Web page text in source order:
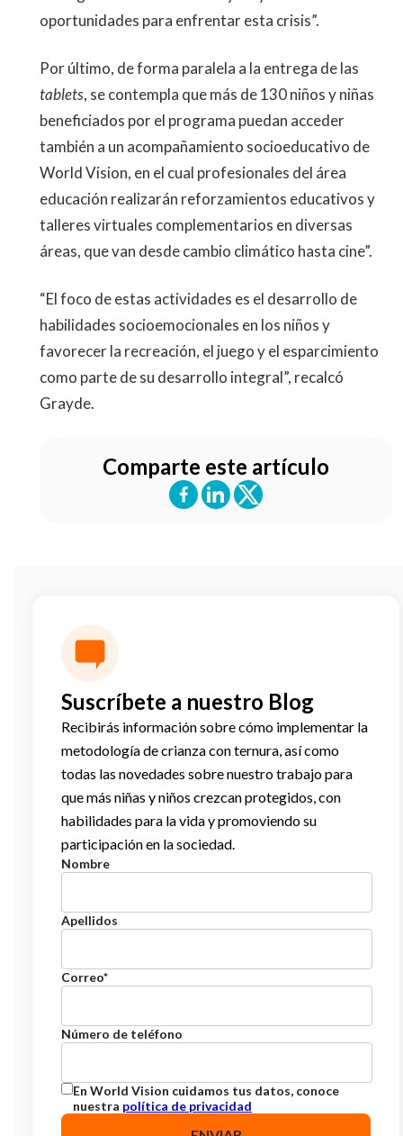
oportunidades para enfrentar esta crisis”.
Por último, de forma paralela a la entrega de las
tablets, se contempla que más de 130 niños y niñas
beneficiados por el programa puedan acceder
también a un acompañamiento socioeducativo de
World Vision, en el cual profesionales del área
educación realizarán reforzamientos educativos y
talleres virtuales complementarios en diversas
áreas, que van desde cambio climático hasta cine”.
“El foco de estas actividades es el desarrollo de
habilidades socioemocionales en los niños y
favorecer la recreación, el juego y el esparcimiento
como parte de su desarrollo integral”, recalcó
Grayde.
Comparte este artículo
Suscríbete a nuestro Blog
Recibirás información sobre cómo implementar la
metodología de crianza con ternura, así como
todas las novedades sobre nuestro trabajo para
que más niñas y niños crezcan protegidos, con
habilidades para la vida y promoviendo su
participación en la sociedad.
Nombre
Apellidos
Correo*
Número de teléfono
En World Vision cuidamos tus datos, conoce
nuestra política de privacidad